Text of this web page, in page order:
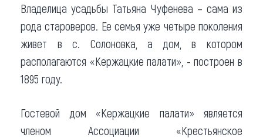
Владелица усадьбы Татьяна Чуфенева – сама из
рода староверов. Ее семья уже четыре поколения
живет в с. Солоновка, а дом, в котором
располагаются «Кержацкие палати», - построен в
1895 году.
Гостевой дом «Кержацкие палати» является
членом Ассоциации «Крестьянское